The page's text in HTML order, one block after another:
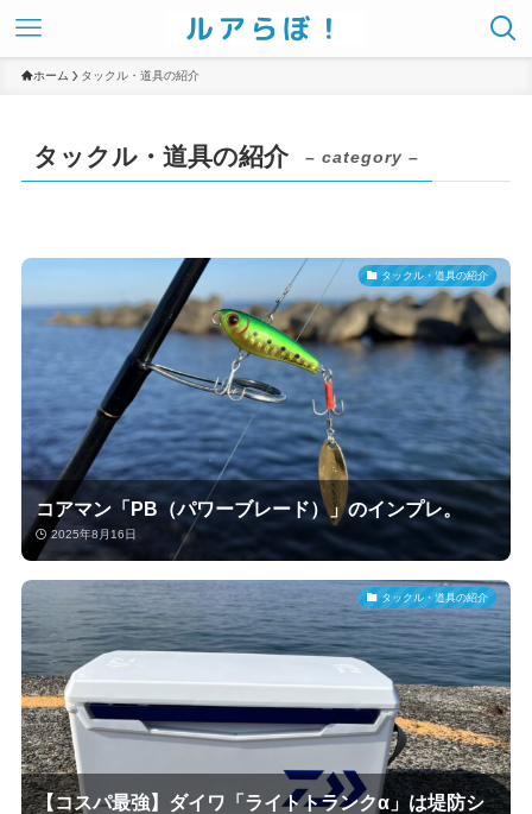
ホーム タックル・道具の紹介
タックル・道具の紹介 – category –
タックル・道具の紹介
コアマン「PB（パワーブレード）」のインプレ。
2025年8月16日
タックル・道具の紹介
【コスパ最強】ダイワ「ライトトランクα」は堤防シ